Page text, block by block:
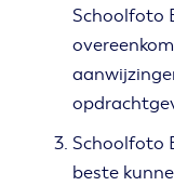
Schoolfoto
Schoolfoto
beste